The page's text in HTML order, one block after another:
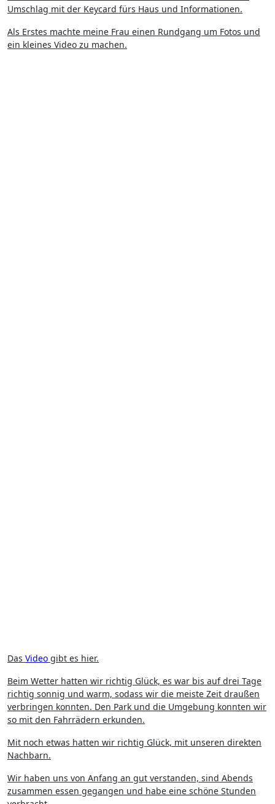
Umschlag mit der Keycard fürs Haus und Informationen.
Als Erstes machte meine Frau einen Rundgang um Fotos und
ein kleines Video zu machen.
Das Video gibt es hier.
Beim Wetter hatten wir richtig Glück, es war bis auf drei Tage
richtig sonnig und warm, sodass wir die meiste Zeit draußen
verbringen konnten. Den Park und die Umgebung konnten wir
so mit den Fahrrädern erkunden.
Mit noch etwas hatten wir richtig Glück, mit unseren direkten
Nachbarn.
Wir haben uns von Anfang an gut verstanden, sind Abends
zusammen essen gegangen und habe eine schöne Stunden